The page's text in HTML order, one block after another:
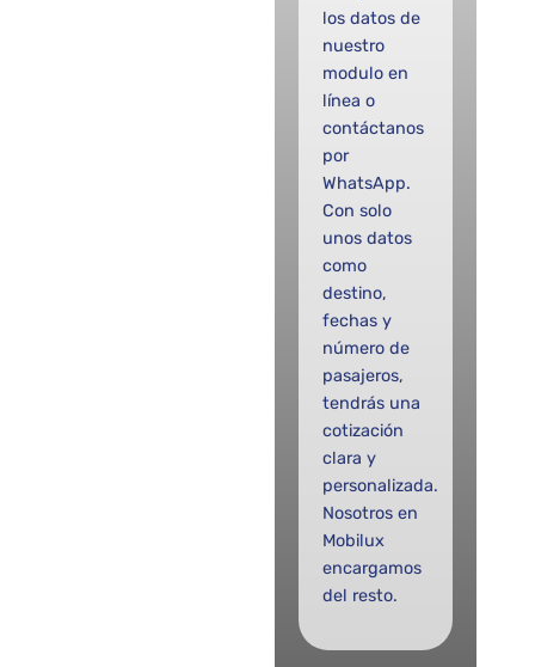
los datos de
nuestro
modulo en
línea o
contáctanos
por
WhatsApp.
Con solo
unos datos
como
destino,
fechas y
número de
pasajeros,
tendrás una
cotización
clara y
personalizada.
Nosotros en
Mobilux
encargamos
del resto.